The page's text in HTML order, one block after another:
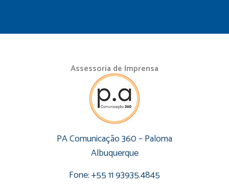
Assessoria de Imprensa
PA Comunicação 360 – Paloma
Albuquerque
Fone: +55 11 93935.4845